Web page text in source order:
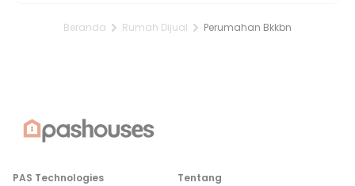
Beranda Rumah Dijual Perumahan Bkkbn
PAS Technologies
Tentang